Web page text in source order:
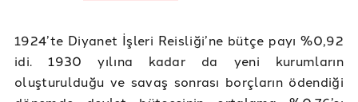
1924’te Diyanet İşleri Reisliği’ne bütçe payı %0,92
idi. 1930 yılına kadar da yeni kurumların
oluşturulduğu ve savaş sonrası borçların ödendiği